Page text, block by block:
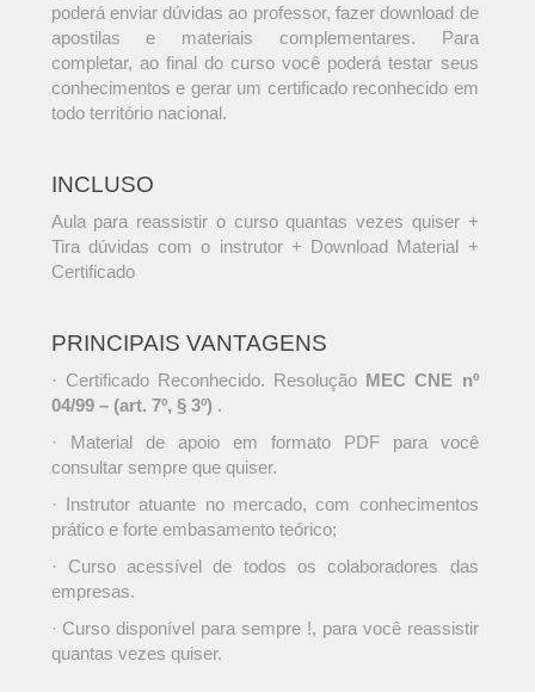
poderá enviar dúvidas ao professor, fazer download de
apostilas e materiais complementares. Para
completar, ao final do curso você poderá testar seus
conhecimentos e gerar um certificado reconhecido em
todo território nacional.
INCLUSO
Aula para reassistir o curso quantas vezes quiser +
Tira dúvidas com o instrutor + Download Material +
Certificado
PRINCIPAIS VANTAGENS
· Certificado Reconhecido. Resolução MEC CNE nº
04/99 – (art. 7º, § 3º) .
· Material de apoio em formato PDF para você
consultar sempre que quiser.
· Instrutor atuante no mercado, com conhecimentos
prático e forte embasamento teórico;
· Curso acessível de todos os colaboradores das
empresas.
· Curso disponível para sempre !, para você reassistir
quantas vezes quiser.